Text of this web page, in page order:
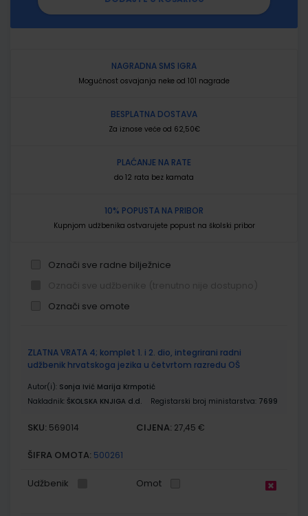
NAGRADNA SMS IGRA
Mogućnost osvajanja neke od 101 nagrade
BESPLATNA DOSTAVA
Za iznose veće od 62,50€
PLAĆANJE NA RATE
do 12 rata bez kamata
10% POPUSTA NA PRIBOR
Kupnjom udžbenika ostvarujete popust na školski pribor
Označi sve radne bilježnice
Označi sve omote
proizvodi
ZLATNA VRATA 4; komplet 1. i 2. dio, integrirani radni
udžbenik hrvatskoga jezika u četvrtom razredu OŠ
Autor(i): Sonja Ivić Marija Krmpotić
Nakladnik: ŠKOLSKA KNJIGA d.d. Registarski broj ministarstva: 7699
SKU: 569014 CIJENA: 27,45 €
ŠIFRA OMOTA: 500261
Udžbenik Omot